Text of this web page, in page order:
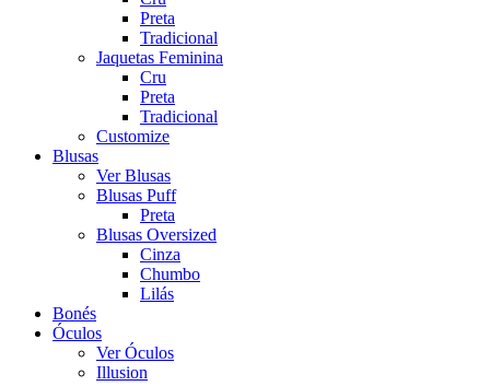
Preta
Tradicional
Jaquetas Feminina
Cru
Preta
Tradicional
Customize
Blusas
Ver Blusas
Blusas Puff
Preta
Blusas Oversized
Cinza
Chumbo
Lilás
Bonés
Óculos
Ver Óculos
Illusion